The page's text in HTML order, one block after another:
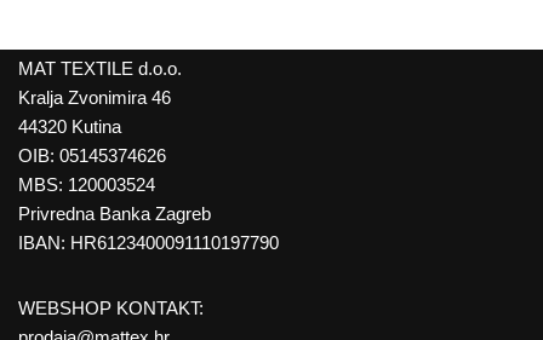
MAT TEXTILE d.o.o.
Kralja Zvonimira 46
44320 Kutina
OIB: 05145374626
MBS: 120003524
Privredna Banka Zagreb
IBAN: HR6123400091110197790
WEBSHOP KONTAKT: